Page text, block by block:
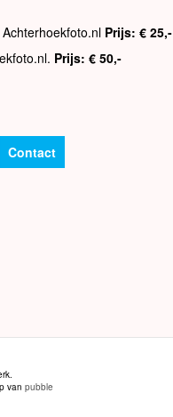
Prijs: € 25,-
Prijs: € 50,-
Contact
vanpubble